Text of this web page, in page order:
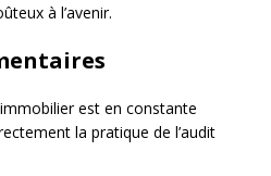
à l’avenir.
est en constante
la pratique de l’audit